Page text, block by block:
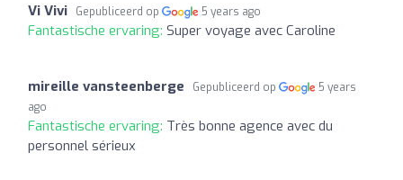
Vi Vivi Gepubliceerd op 5 years ago
Fantastische ervaring: Super voyage avec Caroline
mireille vansteenberge Gepubliceerd op
5 years
ago
Fantastische ervaring: Très bonne agence avec du
personnel sérieux